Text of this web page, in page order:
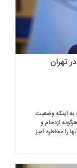
تهران
به اینکه وضعیت
ازدحام و
را مخاطره آمیز